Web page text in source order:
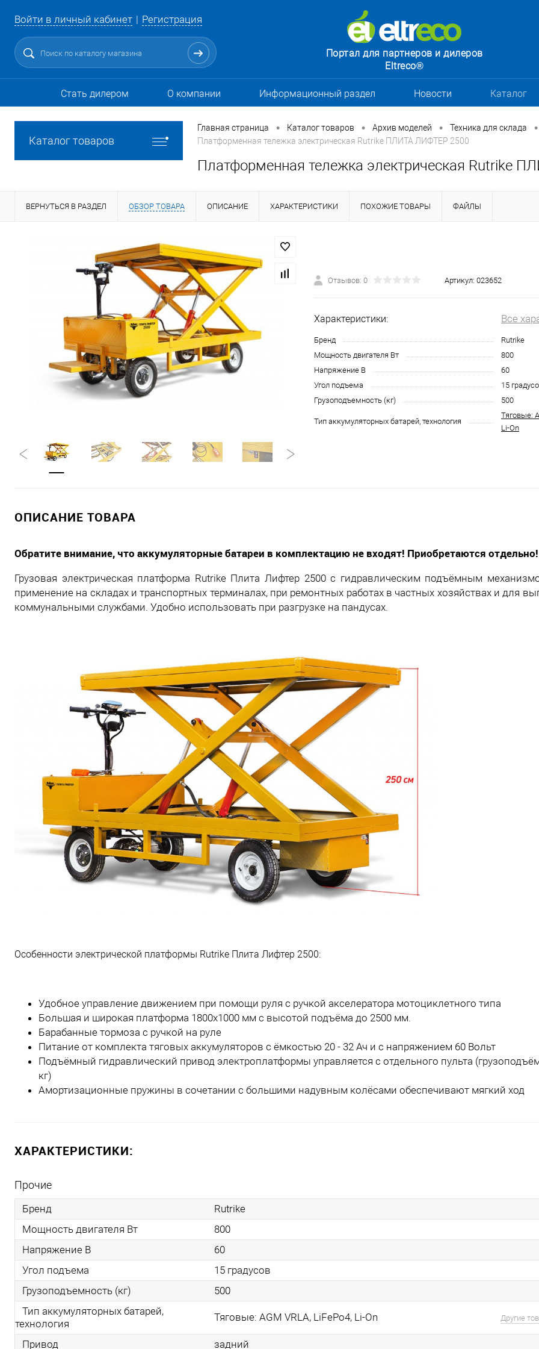
Войти в личный кабинет Регистрация
Портал для партнеров и дилеров
Eltreco®
Стать дилером О компании Информационный раздел Новости Каталог
Каталог товаров
Главная страница • Каталог товаров • Архив моделей • Техника для склада •
Платформенная тележка электрическая Rutrike ПЛИТА ЛИФТЕР 2500
Платформенная тележка электрическая Rutrike
ВЕРНУТЬСЯ В РАЗДЕЛ ОБЗОР ТОВАРА ОПИСАНИЕ ХАРАКТЕРИСТИКИ ПОХОЖИЕ ТОВАРЫ ФАЙЛЫ
Отзывов: 0 Артикул: 023652
Характеристики: Все
Бренд
Rutrike
Мощность двигателя Вт
800
Напряжение В
60
Угол подъема
15
Грузоподъемность (кг)
500
Тип аккумуляторных батарей, технология
Тяговые:
Li-On
ОПИСАНИЕ ТОВАРА
Обратите внимание, что аккумуляторные батареи в комплектацию не входят! Приобретаются отдельно!
Грузовая электрическая платформа Rutrike Плита Лифтер 2500 с гидравлическим подъёмным
применение на складах и транспортных терминалах, при ремонтных работах в частных хозяйствах и для
коммунальными службами. Удобно использовать при разгрузке на пандусах.
Особенности электрической платформы Rutrike Плита Лифтер 2500:
Удобное управление движением при помощи руля с ручкой акселератора мотоциклетного типа
Большая и широкая платформа 1800х1000 мм с высотой подъёма до 2500 мм.
Барабанные тормоза с ручкой на руле
Питание от комплекта тяговых аккумуляторов с ёмкостью 20 - 32 Ач и с напряжением 60 Вольт
Подъёмный гидравлический привод электроплатформы управляется с отдельного пульта
кг)
Амортизационные пружины в сочетании с большими надувным колёсами обеспечивают мягкий ход
ХАРАКТЕРИСТИКИ:
Прочие
Бренд
Rutrike
Мощность двигателя Вт
800
Напряжение В
60
Угол подъема
15 градусов
Грузоподъемность (кг)
500
Тип аккумуляторных батарей,
технология
Тяговые: AGM VRLA, LiFePo4, Li-On Другие
Привод
задний